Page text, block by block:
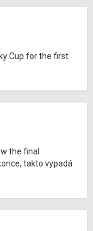
Cup for the first
the final
takto vypadá